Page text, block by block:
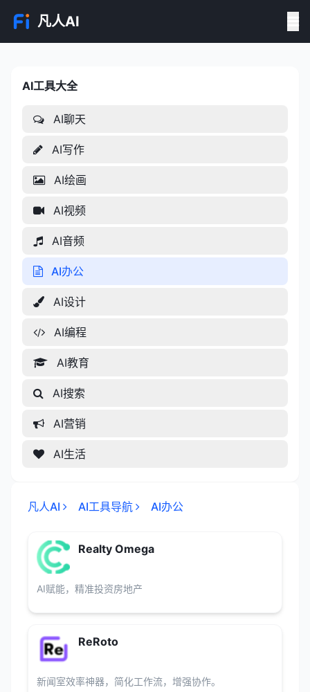
凡人AI
AI工具大全
AI工具大全
AI聊天
AI写作
AI绘画
AI视频
AI音频
AI办公
AI设计
AI编程
AI教育
AI搜索
AI营销
AI生活
凡人AI AI工具导航 AI办公
Realty Omega
AI赋能，精准投资房地产
ReRoto
新闻室效率神器，简化工作流，增强协作。